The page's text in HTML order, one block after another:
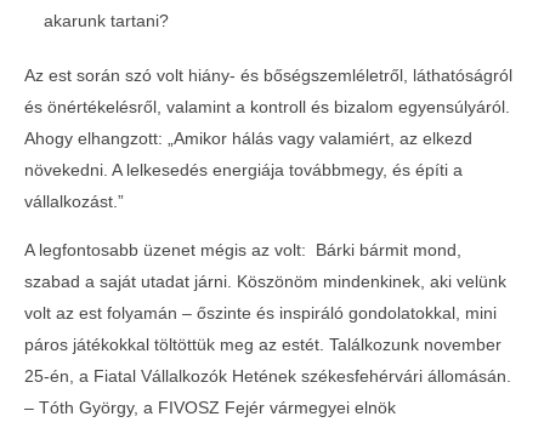
múlik.
10-10
akarunk tartani?
Az est során szó volt hiány- és bőségszemléletről, láthatóságról
és önértékelésről, valamint a kontroll és bizalom egyensúlyáról.
Ahogy elhangzott: „Amikor hálás vagy valamiért, az elkezd
növekedni. A lelkesedés energiája továbbmegy, és építi a
vállalkozást.”
A legfontosabb üzenet mégis az volt: Bárki bármit mond,
szabad a saját utadat járni. Köszönöm mindenkinek, aki velünk
volt az est folyamán – őszinte és inspiráló gondolatokkal, mini
páros játékokkal töltöttük meg az estét. Találkozunk november
25-én, a Fiatal Vállalkozók Hetének székesfehérvári állomásán.
– Tóth György, a FIVOSZ Fejér vármegyei elnök